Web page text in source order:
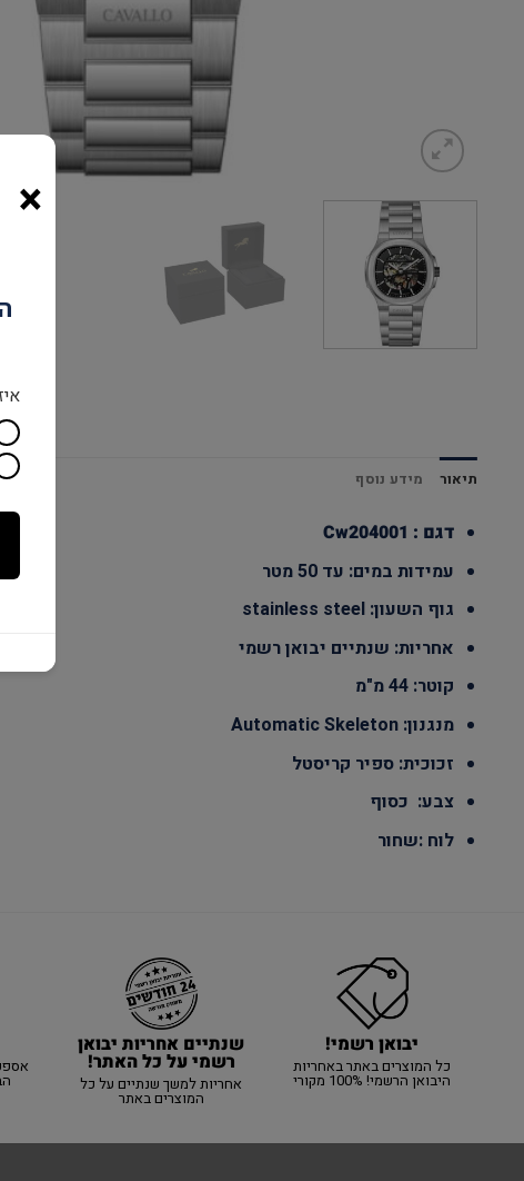
תיאור מידע נוסף
דגם : Cw204001
עמידות במים: עד 50 מטר
גוף השעון: stainless steel
אחריות: שנתיים יבואן רשמי
קוטר: 44 מ"מ
מנגנון: Automatic Skeleton
זכוכית: ספיר קריסטל
צבע: כסוף
לוח :שחור
יבואן רשמי!
כל המוצרים באתר באחריות
היבואן הרשמי! 100% מקורי
שנתיים אחריות יבואן
רשמי על כל האתר!
אחריות למשך שנתיים על כל
המוצרים באתר
×